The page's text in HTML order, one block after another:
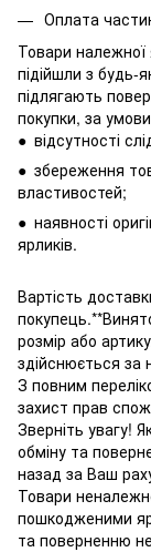
Оплата
Товари належної
підійшли з будь-
підлягають
покупки, за
● відсутності
● збереження
властивостей;
● наявності
ярликів.
Вартість
розмір або
здійснюється за
З повним
захист прав
Зверніть увагу!
обміну та
назад за Ваш
Товари
пошкодженими
та поверненню